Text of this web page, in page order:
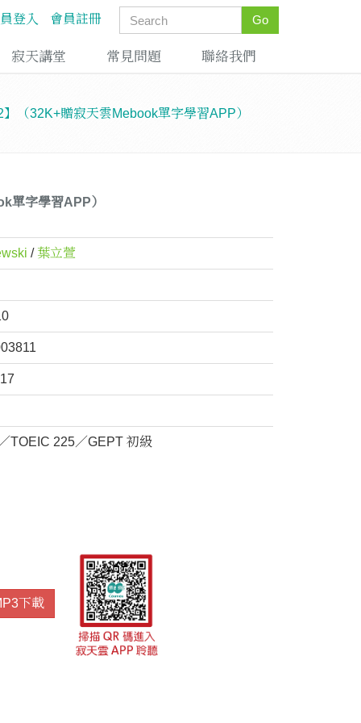
Go
登入 會員註冊
寂天講堂 常見問題 聯絡我們
（32K+贈寂天雲Mebook單字學習APP）
單字學習APP）
/ 葉立萱
TOEIC 225／GEPT 初級
下載